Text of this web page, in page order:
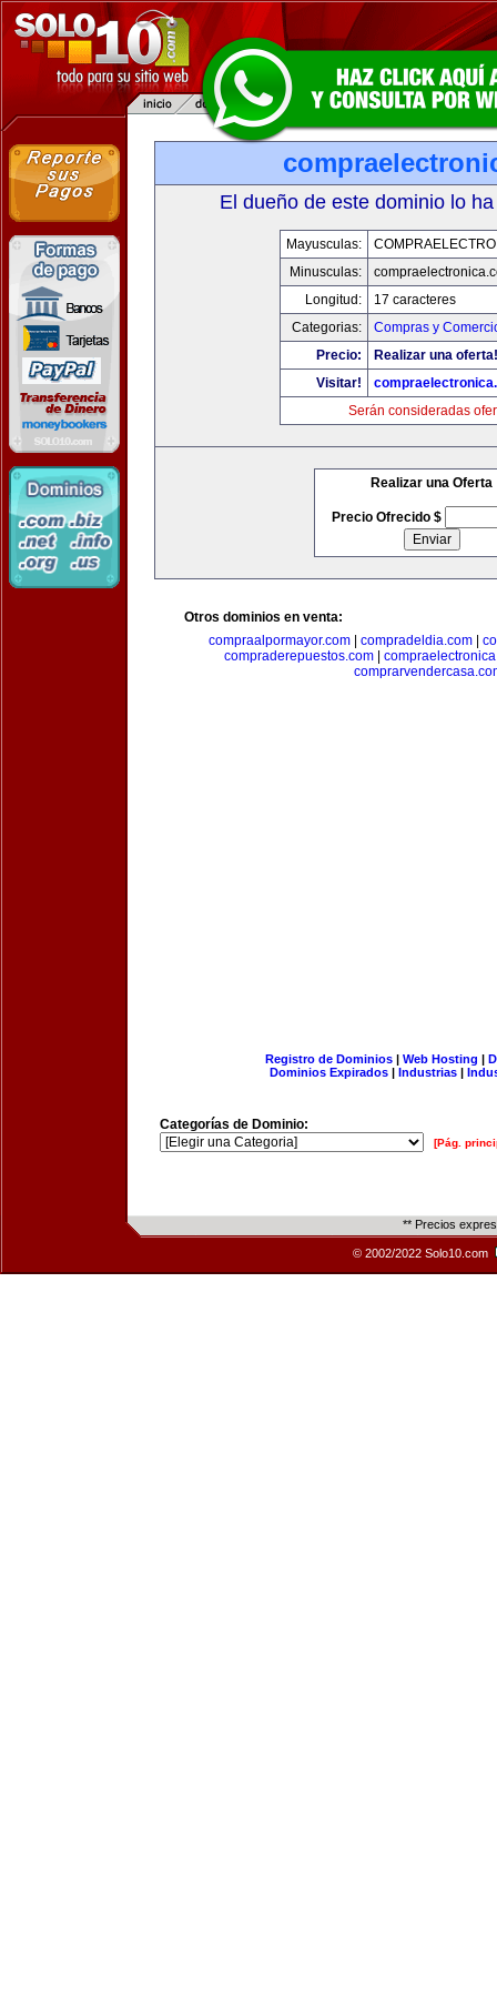
El dueño de este dominio lo
Mayusculas:
Minusculas:
Longitud:
17 caracteres
Categorias:
Compras y
Precio:
Realizar una oferta!
Visitar!
Serán consideradas
Realizar una Oferta
Precio Ofrecido $
Otros dominios en venta:
compraalpormayor.com| compradeldia.com|
compraderepuestos.com|
Registro de Dominios| Web Hosting |
Dominios Expirados | Industrias |
Categorías de Dominio:
[Pág.
** Precios
© 2002/2022 Solo10.com